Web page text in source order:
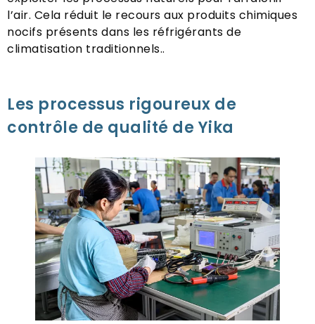
l’air. Cela réduit le recours aux produits chimiques
nocifs présents dans les réfrigérants de
climatisation traditionnels..
Les processus rigoureux de
contrôle de qualité de Yika